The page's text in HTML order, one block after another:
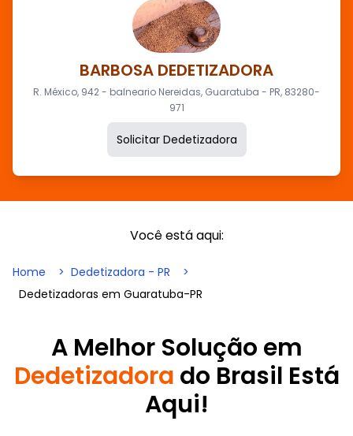
BARBOSA DEDETIZADORA
R. México, 942 - balneario Nereidas, Guaratuba - PR, 83280-
971
Solicitar Dedetizadora
Você está aqui:
Home
Dedetizadora - PR
Dedetizadoras em Guaratuba-PR
A Melhor Solução em
Dedetizadora do Brasil Está
Aqui!